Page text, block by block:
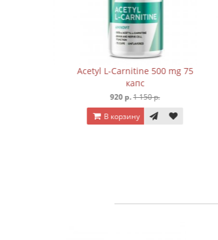
Acetyl L-Carnitine 500 mg 75
капc
920 р.1 150 р.
В корзину